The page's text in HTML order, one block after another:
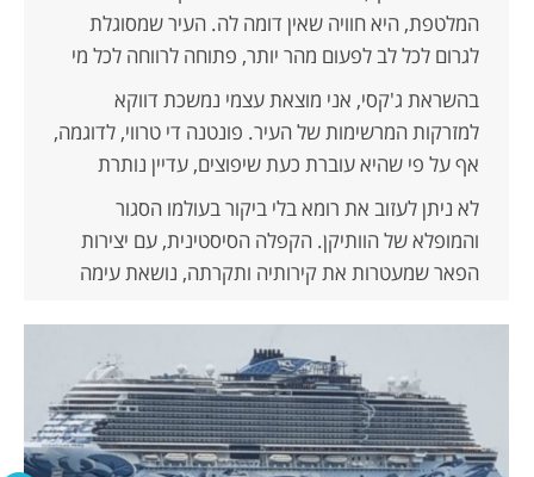
המלטפת, היא חוויה שאין דומה לה. העיר שמסוגלת
לגרום לכל לב לפעום מהר יותר, פתוחה לרווחה לכל מי
שבא לטייל בה, גם בימים הקרים של השנה.
אטרקציותיה המוכרות – הקולוסיאום, הפנתיאון, ואפילו
שער טיטוס, שמביא לידי ביטוי את ההיסטוריה היהודית
והחורבן – הם נקודות תחנה שחובה לבקר בהן. כל פינה
ברומא מספרת סיפור, וכל אבן כמו מהלכת קסם על
המבקרים בה.
בהשראת ג'קסי, אני מוצאת עצמי נמשכת דווקא
למזרקות המרשימות של העיר. פונטנה די טרווי, לדוגמה,
אף על פי שהיא עוברת כעת שיפוצים, עדיין נותרת
מרהיבה. המטבעות המושלכים בה, כתקווה לשוב
בעתיד, ממשיכים להאיר ולפזר זוהר. פיאצה נבונה, עם
שלל המזרקות שבה, היא מקום מפלט לרבים – נחסות
מעט מהסערות ולספוג את אווירת העיר הנצחית.
לא ניתן לעזוב את רומא בלי ביקור בעולמו הסגור
והמופלא של הוותיקן. הקפלה הסיסטינית, עם יצירות
הפאר שמעטרות את קירותיה ותקרתה, נושאת עימה
תקרת הקפלה, ממחישה את עומקה של העבודה
האנושית. והנה הם שם, השומרים השוויצרים בבגדיהם
המפוארים, מאשרים במבטם את רומא של חורף, שובת
הלב והכובשת, שתשאיר זיכרון בל יימחה בלב כל